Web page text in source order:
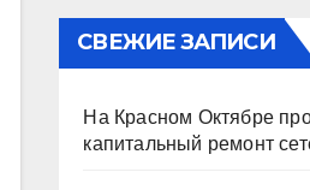
СВЕЖИЕ ЗАПИСИ
На Красном Октябре
капитальный ремонт